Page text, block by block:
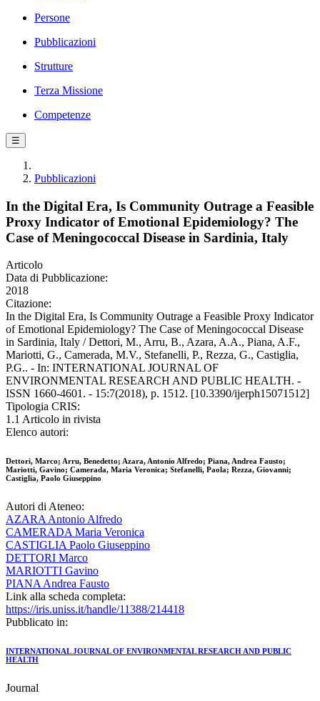
Persone
Pubblicazioni
Strutture
Terza Missione
Competenze
☰
Pubblicazioni
In the Digital Era, Is Community Outrage a Feasible
Proxy Indicator of Emotional Epidemiology? The
Case of Meningococcal Disease in Sardinia, Italy
Articolo
Data di Pubblicazione:
2018
Citazione:
In the Digital Era, Is Community Outrage a Feasible Proxy Indicator
of Emotional Epidemiology? The Case of Meningococcal Disease
in Sardinia, Italy / Dettori, M., Arru, B., Azara, A.A., Piana, A.F.,
Mariotti, G., Camerada, M.V., Stefanelli, P., Rezza, G., Castiglia,
P.G.. - In: INTERNATIONAL JOURNAL OF
ENVIRONMENTAL RESEARCH AND PUBLIC HEALTH. -
ISSN 1660-4601. - 15:7(2018), p. 1512. [10.3390/ijerph15071512]
Tipologia CRIS:
1.1 Articolo in rivista
Elenco autori:
Dettori, Marco; Arru, Benedetto; Azara, Antonio Alfredo; Piana, Andrea Fausto;
Mariotti, Gavino; Camerada, Maria Veronica; Stefanelli, Paola; Rezza, Giovanni;
Castiglia, Paolo Giuseppino
Autori di Ateneo:
AZARA Antonio Alfredo
CAMERADA Maria Veronica
CASTIGLIA Paolo Giuseppino
DETTORI Marco
MARIOTTI Gavino
PIANA Andrea Fausto
Link alla scheda completa:
https://iris.uniss.it/handle/11388/214418
Pubblicato in:
INTERNATIONAL JOURNAL OF ENVIRONMENTAL RESEARCH AND PUBLIC
HEALTH
Journal